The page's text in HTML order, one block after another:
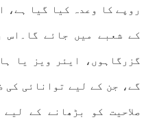
روپے کا وعدہ کیا گیا ہے،
کے شعبے میں جائے گا۔اس
گزرگاہوں، ایئر ویز یا
گے، جن کے لیے توانائی کی
صلاحیت کو بڑھانے کے